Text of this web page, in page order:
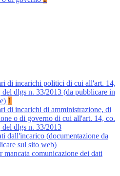
di incarichi politici di cui all'art. 14,
del dlgs n. 33/2013 (da pubblicare in
1
di incarichi di amministrazione, di
o di governo di cui all'art. 14, co.
del dlgs n. 33/2013
dall'incarico (documentazione da
sul sito web)
mancata comunicazione dei dati